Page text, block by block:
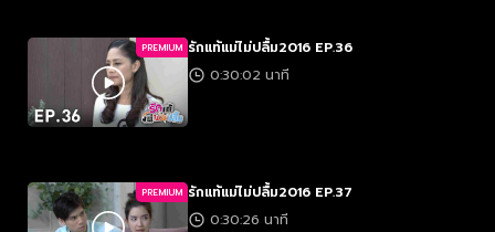
PREMIUM รักแท้แม่ไม่ปลื้ม2016 EP.36
0:30:02 นาที
PREMIUM รักแท้แม่ไม่ปลื้ม2016 EP.37
0:30:26 นาที